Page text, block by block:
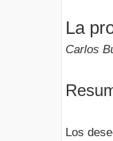
La
Carlos
Los